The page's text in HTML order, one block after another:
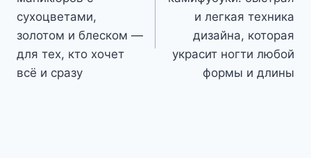
записям
сухоцветами,
золотом и блеском —
для тех, кто хочет
всё и сразу
и легкая техника
дизайна, которая
украсит ногти любой
формы и длины